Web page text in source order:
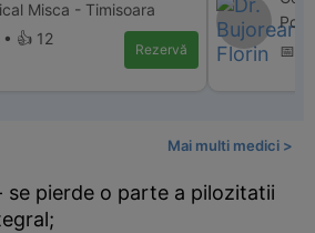
Misca - Timisoara
👍 12
Rezervă
📅
Mai multi medici >
se pierde o parte a pilozitatii